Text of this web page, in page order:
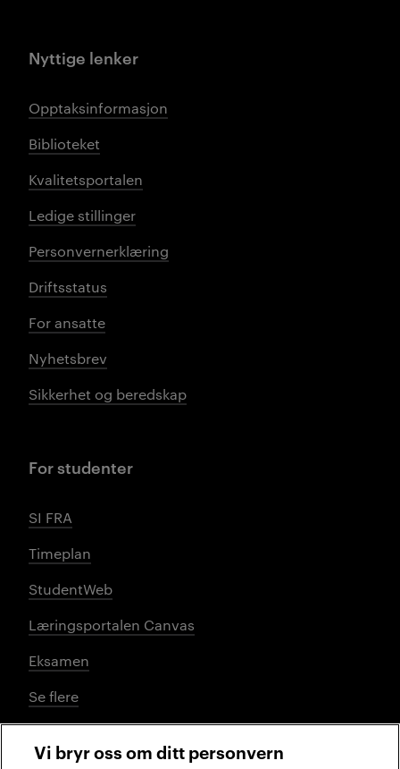
Nyttige lenker
Opptaksinformasjon
Biblioteket
Kvalitetsportalen
Ledige stillinger
Personvernerklæring
Driftsstatus
For ansatte
Nyhetsbrev
Sikkerhet og beredskap
For studenter
SI FRA
Timeplan
StudentWeb
Læringsportalen Canvas
Eksamen
Se flere
Vi bryr oss om ditt personvern